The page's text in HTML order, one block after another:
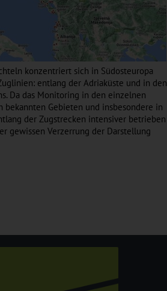
konzentriert sich in Südosteuropa
entlang der Adriaküste und in den
Da das Monitoring in den einzelnen
bekannten Gebieten und insbesondere in
der Zugstrecken intensiver betrieben
gewissen Verzerrung der Darstellung